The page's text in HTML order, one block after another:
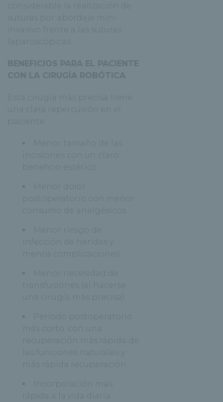
considerable la realización de
suturas por abordaje mini
invasivo frente a las suturas
laparoscópicas.
BENEFICIOS PARA EL PACIENTE
CON LA CIRUGÍA ROBÓTICA
Esta cirugía más precisa tiene
una clara repercusión en el
paciente:
Menor tamaño de las
incisiones con un claro
beneficio estético
Menor dolor
postoperatorio con menor
consumo de analgésicos
Menor riesgo de
infección de heridas y
menos complicaciones
Menor necesidad de
transfusiones (al hacerse
una cirugía más precisa)
Período postoperatorio
más corto: con una
recuperación más rápida de
las funciones naturales y
más rápida recuperación
Incorporación más
rápida a la vida diaria